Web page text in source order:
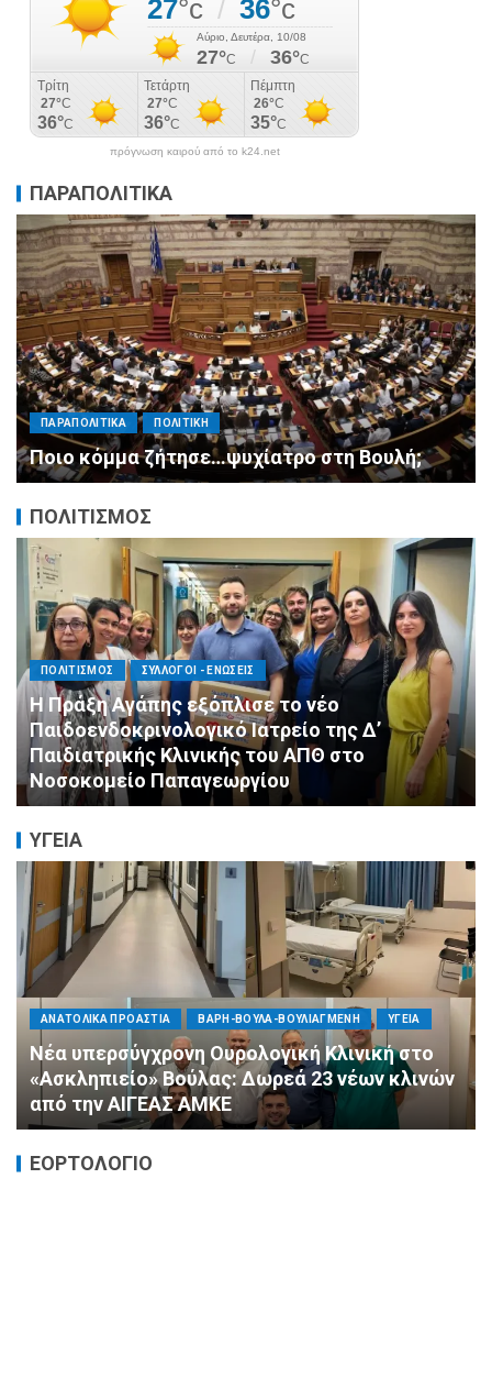
πρόγνωση καιρού από το k24.net
ΠΑΡΑΠΟΛΙΤΙΚΑ
ΠΑΡΑΠΟΛΙΤΙΚΑ ΠΟΛΙΤΙΚΗ
Μητσοτάκης σε υπουργούς: Ξεχάστε τον
ανασχηματισμό, πιάστε δουλειά με 4
αυστηρές εντολές
ΠΟΛΙΤΙΣΜΟΣ
ΑΓΙΟΣ ΔΗΜΗΤΡΙΟΣ ΕΚΚΛΗΣΙΑ - ΑΡΧΟΝΤΑΡΙΚΙ ΠΟΛΙΤΙΣΜΟΣ
Με κατάνυξη και λαμπρότητα ο εορτασμός
της Μεταμορφώσεως του Σωτήρος στον
Ασύρματο
ΥΓΕΙΑ
ΠΟΛΙΤΙΚΗ ΤΡΟΠΟΣ ΖΩΗΣ ΥΓΕΙΑ
«Ημέρα Καρδιάς»: Μια πρωτοποριακή δράση
πρόληψης από τη ΔΗΜ.ΤΟ. Νέας
Φιλαδέλφειας – Νέας Χαλκηδόνας
ΕΟΡΤΟΛΟΓΙΟ